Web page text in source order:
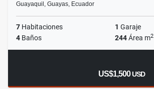
Guayaquil, Guayas, Ecuador
7 Habitaciones 1 Garaje
4 Baños 244Área m2
US$1,500USD